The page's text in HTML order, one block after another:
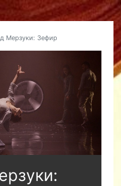
Мерзуки: Зефир